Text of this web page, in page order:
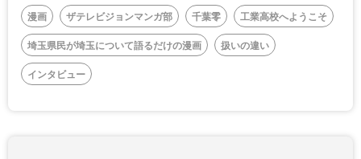
漫画 ザテレビジョンマンガ部 千葉零
工業高校へようこそ
埼玉県民が埼玉について語るだけの漫画
扱いの違い
インタビュー